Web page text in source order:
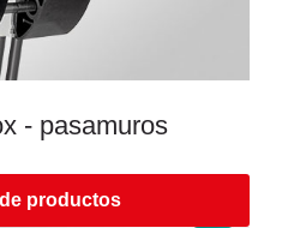
- pasamuros
productos